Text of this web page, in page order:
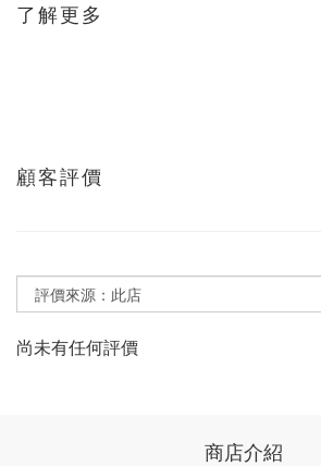
了解更多
顧客評價
尚未有任何評價
商店介紹